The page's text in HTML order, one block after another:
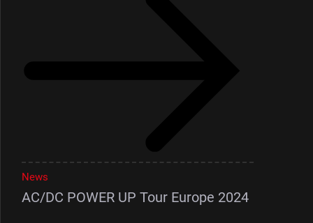
News
AC/DC POWER UP Tour Europe 2024